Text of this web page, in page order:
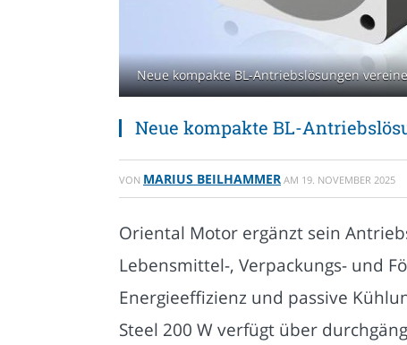
Neue kompakte BL-Antriebslösungen
Neue kompakte BL-
VON MARIUS BEILHAMMER AM 19. NOVEMBER 2025
Oriental Motor ergänzt sein
Lebensmittel-, Verpackungs- und
Energieeffizienz und passive
Steel 200 W verfügt über